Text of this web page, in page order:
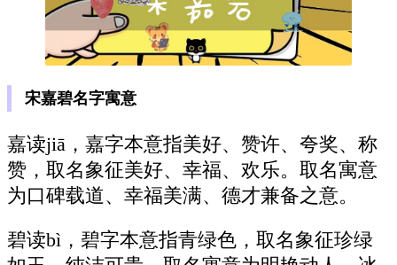
宋嘉碧名字寓意
嘉读jiā，嘉字本意指美好、赞许、夸奖、称
赞，取名象征美好、幸福、欢乐。取名寓意
为口碑载道、幸福美满、德才兼备之意。
碧读bì，碧字本意指青绿色，取名象征珍绿